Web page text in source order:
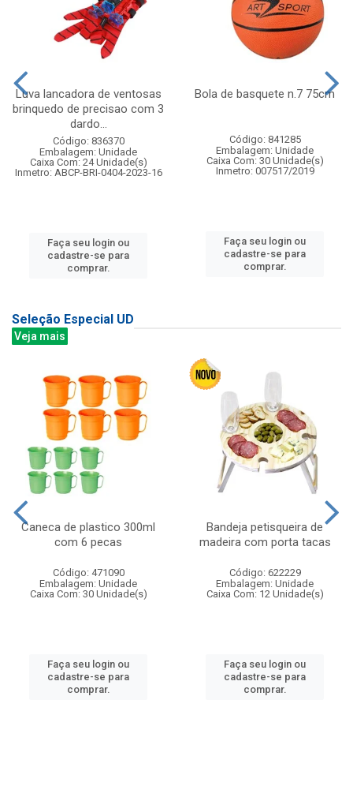
Luva lancadora de ventosas
brinquedo de precisao com 3
dardo...
Código: 836370
Embalagem: Unidade
Caixa Com: 24 Unidade(s)
Inmetro: ABCP-BRI-0404-2023-16
Faça seu login ou
cadastre-se para
comprar.
Bola de basquete n.7 75cm
Código: 841285
Embalagem: Unidade
Caixa Com: 30 Unidade(s)
Inmetro: 007517/2019
Faça seu login ou
cadastre-se para
comprar.
Seleção Especial UD
Veja mais
Caneca de plastico 300ml
com 6 pecas
Código: 471090
Embalagem: Unidade
Caixa Com: 30 Unidade(s)
Faça seu login ou
cadastre-se para
comprar.
Bandeja petisqueira de
madeira com porta tacas
Código: 622229
Embalagem: Unidade
Caixa Com: 12 Unidade(s)
Faça seu login ou
cadastre-se para
comprar.